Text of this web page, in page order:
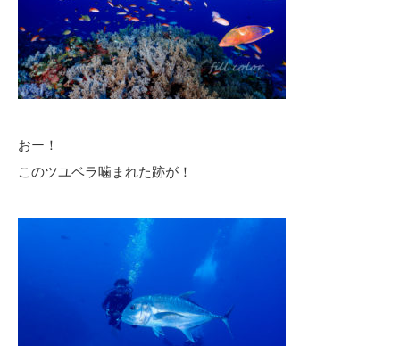
おー！
このツユベラ噛まれた跡が！